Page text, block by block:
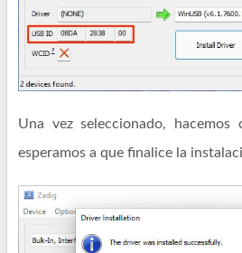
Una vez seleccionado, hacemos
esperamos a que finalice la